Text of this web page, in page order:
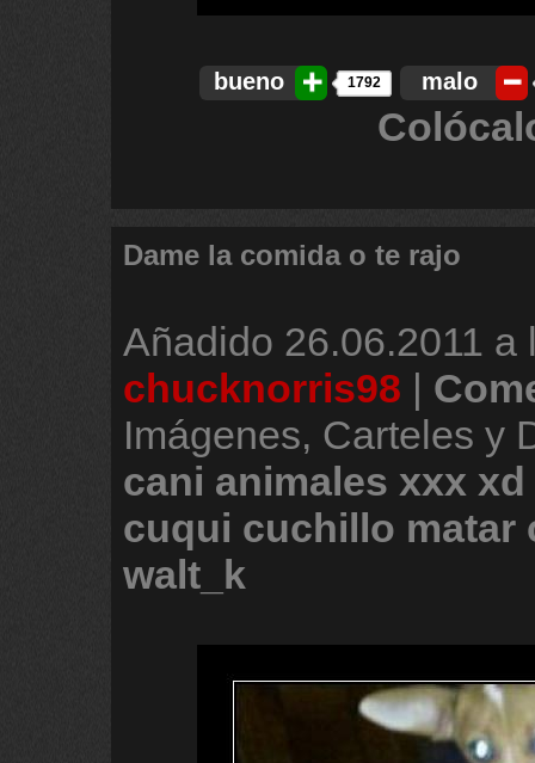
bueno 1792 malo
Dame la comida o te rajo
Añadido 26.06.2011 a
chucknorris98 |
Imágenes, Carteles y
cani animales xxx xd
cuqui cuchillo matar
walt_k